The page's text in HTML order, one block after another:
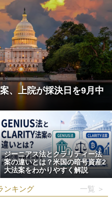
、上院が採決日を9月中
ジーニアス法とクラリティー法
案の違いとは？米国の暗号資産2
大法案をわかりやすく解説
ンキング 一覧 ＞